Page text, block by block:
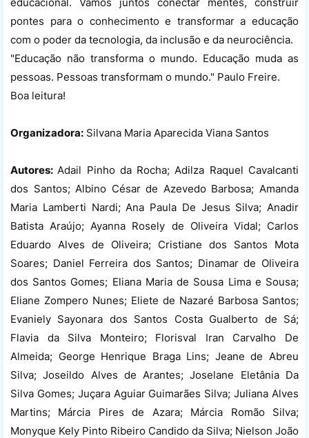
pontes para o conhecimento e transformar a educação
com o poder da tecnologia, da inclusão e da neurociência.
"Educação não transforma o mundo. Educação muda as
pessoas. Pessoas transformam o mundo." Paulo Freire.
Boa leitura!
Organizadora: Silvana Maria Aparecida Viana Santos
Autores:Adail Pinho da Rocha; Adilza Raquel Cavalcanti
dos Santos; Albino César de Azevedo Barbosa; Amanda
Maria Lamberti Nardi; Ana Paula De Jesus Silva; Anadir
Batista Araújo; Ayanna Rosely de Oliveira Vidal; Carlos
Eduardo Alves de Oliveira; Cristiane dos Santos Mota
Soares; Daniel Ferreira dos Santos; Dinamar de Oliveira
dos Santos Gomes; Eliana Maria de Sousa Lima e Sousa;
Eliane Zompero Nunes; Eliete de Nazaré Barbosa Santos;
Evaniely Sayonara dos Santos Costa Gualberto de Sá;
Flavia da Silva Monteiro; Florisval Iran Carvalho De
Almeida; George Henrique Braga Lins; Jeane de Abreu
Silva; Joseildo Alves de Arantes; Joselane Eletânia Da
Silva Gomes; Juçara Aguiar Guimarães Silva; Juliana Alves
Martins; Márcia Pires de Azara; Márcia Romão Silva;
Monyque Kely Pinto Ribeiro Candido da Silva; Nielson João